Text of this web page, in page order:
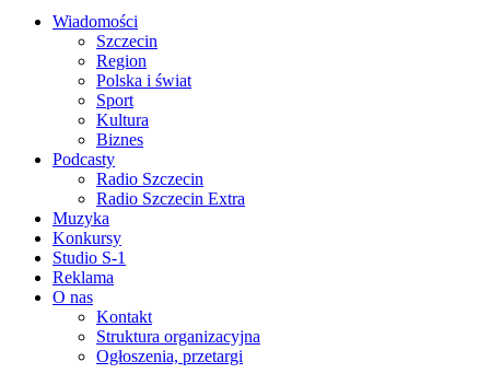
Wiadomości
Szczecin
Region
Polska i świat
Sport
Kultura
Biznes
Podcasty
Radio Szczecin
Radio Szczecin Extra
Muzyka
Konkursy
Studio S-1
Reklama
O nas
Kontakt
Struktura organizacyjna
Ogłoszenia, przetargi